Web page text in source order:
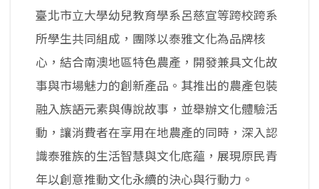
臺北市立大學幼兒教育學系呂慈宣等跨校跨系
所學生共同組成，團隊以泰雅文化為品牌核
心，結合南澳地區特色農產，開發兼具文化故
事與市場魅力的創新產品。其推出的農產包裝
融入族語元素與傳說故事，並舉辦文化體驗活
動，讓消費者在享用在地農產的同時，深入認
識泰雅族的生活智慧與文化底蘊，展現原民青
年以創意推動文化永續的決心與行動力。